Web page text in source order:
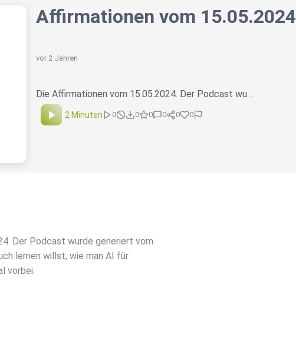
Affirmationen vom 15.05.2024
vor 2 Jahren
Die Affirmationen vom 15.05.2024. Der Podcast wu…
2 Minuten 0 0 0 0 0 0
Der Podcast wurde generiert vom
lernen willst, wie man AI für
vorbei: